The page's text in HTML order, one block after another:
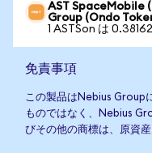
AST SpaceMobile
Group (Ondo
1 ASTSon は
免責事項
この製品はNebius Group
ものではなく、Nebius
びその他の商標は、原資